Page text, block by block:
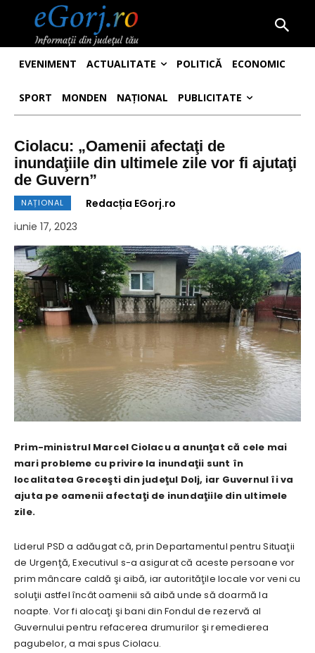
EVENIMENT ACTUALITATE POLITICĂ ECONOMIC
SPORT MONDEN NAȚIONAL PUBLICITATE
Ciolacu: „Oamenii afectaţi de
inundaţiile din ultimele zile vor fi ajutaţi
de Guvern”
NAȚIONAL
Redacția EGorj.ro
iunie 17, 2023
Prim-ministrul Marcel Ciolacu a anunţat că cele mai
mari probleme cu privire la inundaţii sunt în
localitatea Greceşti din judeţul Dolj, iar Guvernul îi va
ajuta pe oamenii afectaţi de inundaţiile din ultimele
zile.
Liderul PSD a adăugat că, prin Departamentul pentru Situaţii
de Urgenţă, Executivul s-a asigurat că aceste persoane vor
prim mâncare caldă şi aibă, iar autorităţile locale vor veni cu
soluţii astfel încât oamenii să aibă unde să doarmă la
noapte. Vor fi alocaţi şi bani din Fondul de rezervă al
Guvernului pentru refacerea drumurilor şi remedierea
pagubelor, a mai spus Ciolacu.